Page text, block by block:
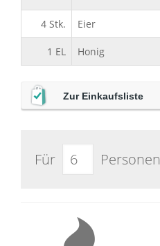
4 Stk. Eier
1 EL Honig
Zur Einkaufsliste
Für Personen